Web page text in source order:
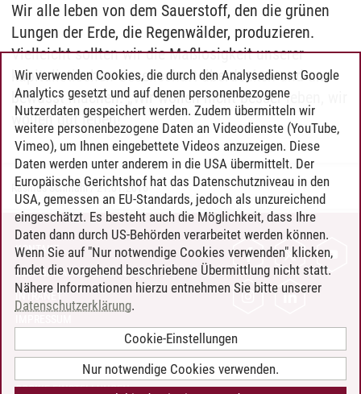
Wir alle leben von dem Sauerstoff, den die grünen
Lungen der Erde, die Regenwälder, produzieren.
Vielleicht sollten wir die Maßlosigkeit unserer
kapitalistischen Gesellschaft überdenken und uns
bewusst machen: „Wir wollen nicht besser leben, wir
wollen gut leben!“
Rasmus Schmahl/21.01.2016
KONTAKT
LEUPHANA ALS ARBEITGEBER
INTRANET
BARRIEREFREIHEIT
COOKIE-EINSTELLUNGEN
Wir verwenden Cookies, die durch den Analysedienst Google
Analytics gesetzt und auf denen personenbezogene
Nutzerdaten gespeichert werden. Zudem übermitteln wir
weitere personenbezogene Daten an Videodienste (YouTube,
Vimeo), um Ihnen eingebettete Videos anzuzeigen. Diese
Daten werden unter anderem in die USA übermittelt. Der
Europäische Gerichtshof hat das Datenschutzniveau in den
USA, gemessen an EU-Standards, jedoch als unzureichend
eingeschätzt. Es besteht auch die Möglichkeit, dass Ihre
Daten dann durch US-Behörden verarbeitet werden können.
Wenn Sie auf "Nur notwendige Cookies verwenden" klicken,
findet die vorgehend beschriebene Übermittlung nicht statt.
Nähere Informationen hierzu entnehmen Sie bitte unserer
Datenschutzerklärung.
Cookie-Einstellungen
Nur notwendige Cookies verwenden.